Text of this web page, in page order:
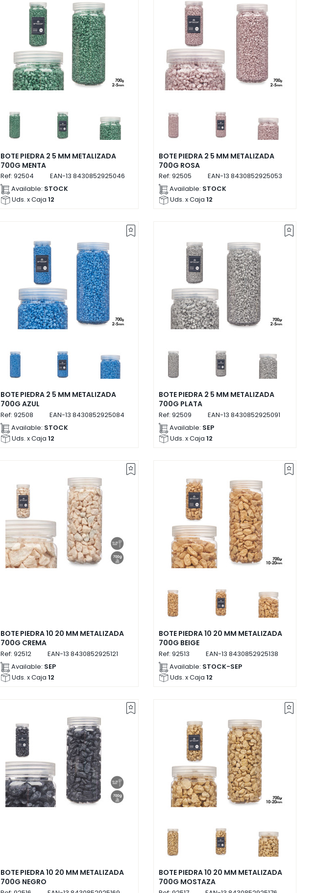
BOTE PIEDRA 2 5 MM METALIZADA
700G MENTA
Ref: 92504 EAN-13 8430852925046
Available: STOCK
Uds. x Caja 12
BOTE PIEDRA 2 5 MM METALIZADA
700G ROSA
Ref: 92505 EAN-13 8430852925053
Available: STOCK
Uds. x Caja 12
BOTE PIEDRA 2 5 MM METALIZADA
700G AZUL
Ref: 92508 EAN-13 8430852925084
Available: STOCK
Uds. x Caja 12
BOTE PIEDRA 2 5 MM METALIZADA
700G PLATA
Ref: 92509 EAN-13 8430852925091
Available: SEP
Uds. x Caja 12
BOTE PIEDRA 10 20 MM METALIZADA
700G CREMA
Ref: 92512 EAN-13 8430852925121
Available: SEP
Uds. x Caja 12
BOTE PIEDRA 10 20 MM METALIZADA
700G BEIGE
Ref: 92513 EAN-13 8430852925138
Available: STOCK-SEP
Uds. x Caja 12
BOTE PIEDRA 10 20 MM METALIZADA
700G NEGRO
BOTE PIEDRA 10 20 MM METALIZADA
700G MOSTAZA